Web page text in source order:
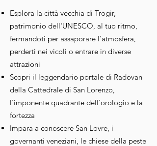
Esplora la città vecchia di Trogir,
patrimonio dell'UNESCO, al tuo ritmo,
fermandoti per assaporare l'atmosfera,
perderti nei vicoli o entrare in diverse
attrazioni
Scopri il leggendario portale di Radovan
della Cattedrale di San Lorenzo,
l'imponente quadrante dell'orologio e la
fortezza
Impara a conoscere San Lovre, i
governanti veneziani, le chiese della peste